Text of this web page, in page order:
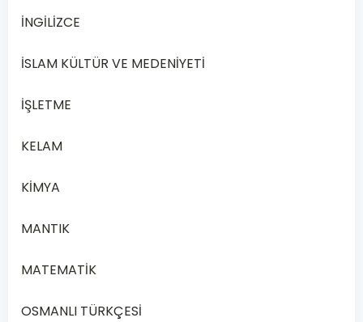
felsefeden
içerik
bakımından
yararlanmaları
edebî
eserleri
hiçbir
felsefi
yapmaz.
ve
eserler
İNGİLİZCE
İSLAM KÜLTÜR VE MEDENİYETİ
İŞLETME
KELAM
KİMYA
MANTIK
MATEMATİK
OSMANLI TÜRKÇESİ